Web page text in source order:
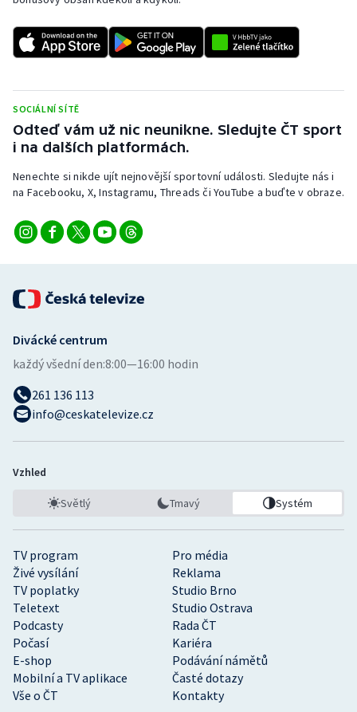
SOCIÁLNÍ SÍTĚ
Odteď vám už nic neunikne. Sledujte ČT sport
i na dalších platformách.
Nenechte si nikde ujít nejnovější sportovní události. Sledujte nás i
na Facebooku, X, Instagramu, Threads či YouTube a buďte v obraze.
TV program
Pro média
Živé vysílání
Reklama
TV poplatky
Studio Brno
Teletext
Studio Ostrava
Podcasty
Rada ČT
Počasí
Kariéra
E-shop
Podávání námětů
Mobilní a TV aplikace
Časté dotazy
Vše o ČT
Kontakty
Divácké centrum
každý všední den:8:00—16:00 hodin
261 136 113
info@ceskatelevize.cz
Vzhled
Světlý Tmavý Systém